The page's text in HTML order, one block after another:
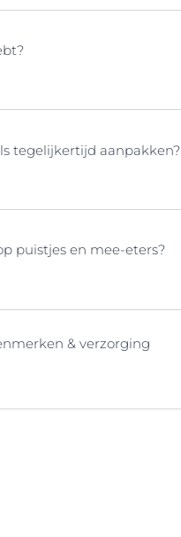
tegelijkertijd aanpakken?
puistjes en mee-eters?
& verzorging